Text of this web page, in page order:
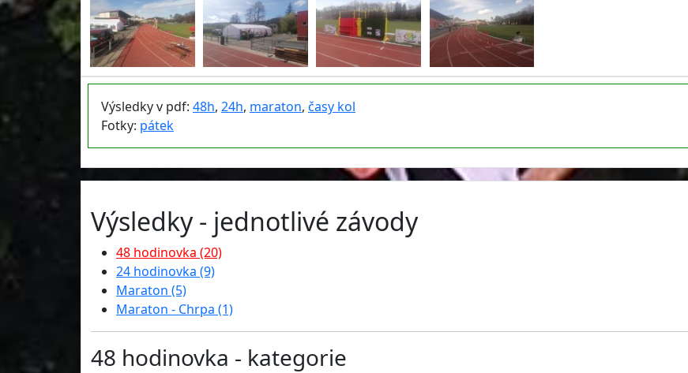
Výsledky v pdf: 48h, 24h, maraton, časy kol
Fotky: pátek
Výsledky - jednotlivé závody
48 hodinovka (20)
24 hodinovka (9)
Maraton (5)
Maraton - Chrpa (1)
48 hodinovka - kategorie